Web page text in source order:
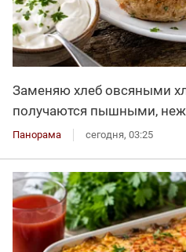
Заменяю хлеб овсяными
получаются пышными,
Панорама сегодня, 03:25